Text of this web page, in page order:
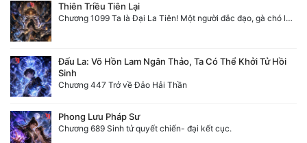
Thiên Triều Tiên Lại
Chương 1099 Ta là Đại La Tiên! Một người đắc đạo, gà chó lên trời (Đại kết cục)
Đấu La: Võ Hồn Lam Ngân Thảo, Ta Có Thể Khởi Tử Hồi
Sinh
Chương 447 Trở về Đảo Hải Thần
Phong Lưu Pháp Sư
Chương 689 Sinh tử quyết chiến- đại kết cục.